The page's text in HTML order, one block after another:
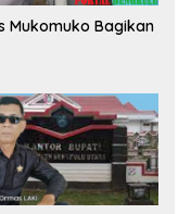
Mukomuko Bagikan